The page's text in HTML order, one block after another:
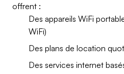
offrent :
Des appareils WiFi
WiFi)
Des plans de location
Des services internet